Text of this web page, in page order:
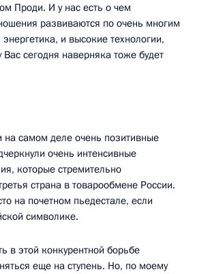
Проди. И у нас есть о чем
развиваются по очень многим
и высокие технологии,
сегодня наверняка тоже будет
самом деле очень позитивные
очень интенсивные
которые стремительно
страна в товарообмене России.
на почетном пьедестале, если
символике.
в этой конкурентной борьбе
еще на ступень. Но, по моему